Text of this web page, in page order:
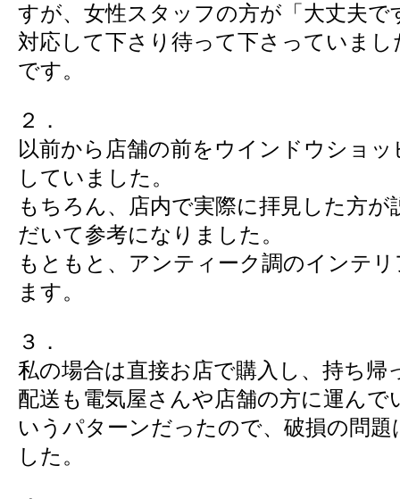
すが、女性スタッフの方が「大丈夫で
対応して下さり待って下さっていま
です。
２．
以前から店舗の前をウインドウショ
していました。
もちろん、店内で実際に拝見した方が
だいて参考になりました。
もともと、アンティーク調のインテ
ます。
３．
私の場合は直接お店で購入し、持ち帰
配送も電気屋さんや店舗の方に運んで
いうパターンだったので、破損の問
した。